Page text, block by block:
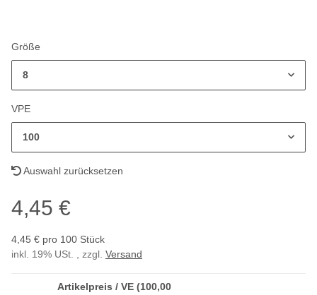
Größe
8
VPE
100
Auswahl zurücksetzen
4,45 €
4,45 € pro 100 Stück
inkl. 19% USt. , zzgl. Versand
Artikelpreis / VE (100,00